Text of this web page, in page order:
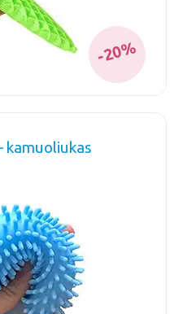
-20%
kamuoliukas